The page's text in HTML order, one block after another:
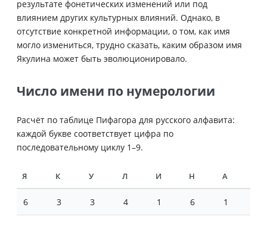
результате фонетических изменений или под
влиянием других культурных влияний. Однако, в
отсутствие конкретной информации, о том, как имя
могло измениться, трудно сказать, каким образом имя
Якулина может быть эволюционировало.
Число имени по нумерологии
Расчёт по таблице Пифагора для русского алфавита:
каждой букве соответствует цифра по
последовательному циклу 1–9.
Я К У Л И Н А
6 3 3 4 1 6 1